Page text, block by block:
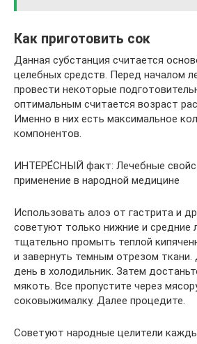
Как приготовить сок
Данная субстанция считается
целебных средств. Перед началом
провести некоторые
оптимальным считается возраст
Именно в них есть максимальное
компонентов.
ИНТЕРЕ́СНЫЙ факт: Лечебные
применение в народной медицине
Использовать алоэ от гастрита и
советуют только нижние и средние
тщательно промыть теплой
и завернуть темным отрезом ткани.
день в холодильник. Затем
мякоть. Все пропустите через
соковыжималку. Далее процедите.
Советуют народные целители